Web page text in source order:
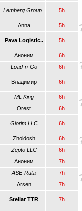
Lemberg Group.. 5h
Anna 5h
Pava Logistic.. 5h
Аноним 6h
Load-n-Go 6h
Владимир 6h
ML King 6h
Orest 6h
Glorim LLC 6h
Zholdosh 6h
Zepto LLC 6h
Аноним 7h
ASE-Ruta 7h
Arsen 7h
Stellar TTR 7h